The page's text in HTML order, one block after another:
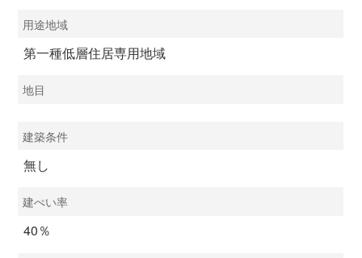
用途地域
第一種低層住居専用地域
地目
建築条件
無し
建ぺい率
40％